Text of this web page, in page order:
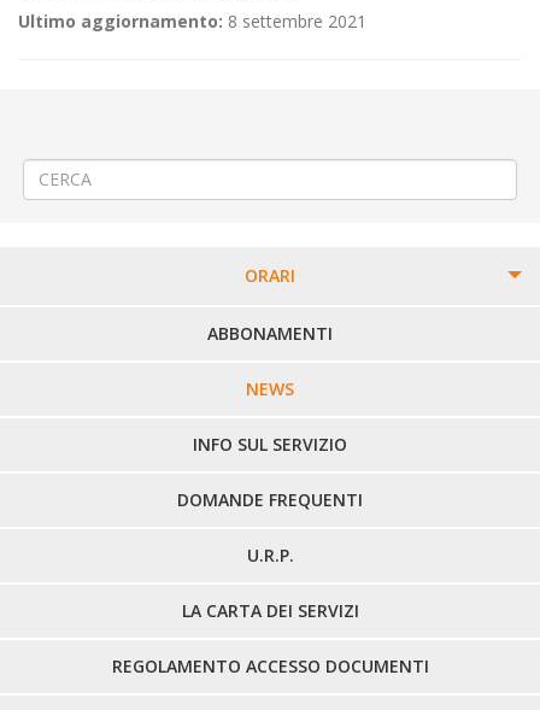
Ultimo aggiornamento: 8 settembre 2021
ORARI
PERCORSI URBANI IN BIELLA
LINEE URBANE VERCELLI
LINEE EXTRAURBANE
ABBONAMENTI
NEWS
INFO SUL SERVIZIO
DOMANDE FREQUENTI
U.R.P.
LA CARTA DEI SERVIZI
REGOLAMENTO ACCESSO DOCUMENTI